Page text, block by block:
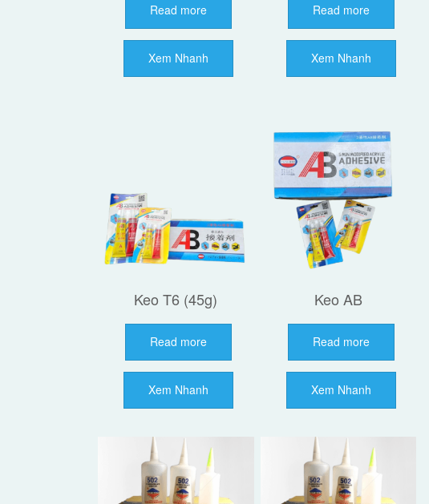
Read more
Xem Nhanh
Read more
Xem Nhanh
Keo T6 (45g)
Read more
Xem Nhanh
Keo AB
Read more
Xem Nhanh